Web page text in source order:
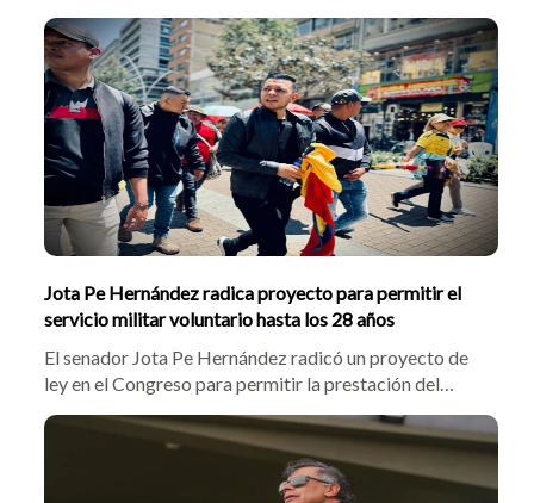
Antioquia. La víctima llevaba desaparecida desde el 30
de julio. Las autoridades investigan si el macabro
crimen contra Angie Paola Jiménez Ruiz está vinculado
a disputas por control territorial.
Jota Pe Hernández radica proyecto para permitir el
servicio militar voluntario hasta los 28 años
El senador Jota Pe Hernández radicó un proyecto de
ley en el Congreso para permitir la prestación del
servicio militar voluntario entre los 24 y 28 años. La
iniciativa busca ampliar oportunidades para jóvenes
adultos, reforzar la capacidad operativa y sumar
beneficios en pensión y educación.